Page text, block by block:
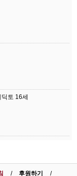
토 16세
후원하기